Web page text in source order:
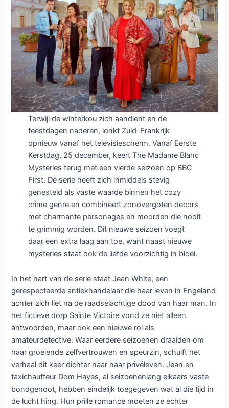
Terwijl de winterkou zich aandient en de
feestdagen naderen, lonkt Zuid-Frankrijk
opnieuw vanaf het televisiescherm. Vanaf Eerste
Kerstdag, 25 december, keert The Madame Blanc
Mysteries terug met een vierde seizoen op BBC
First. De serie heeft zich inmiddels stevig
genesteld als vaste waarde binnen het cozy
crime genre en combineert zonovergoten decors
met charmante personages en moorden die nooit
te grimmig worden. Dit nieuwe seizoen voegt
daar een extra laag aan toe, want naast nieuwe
mysteries staat ook de liefde voorzichtig in bloei.
In het hart van de serie staat Jean White, een
gerespecteerde antiekhandelaar die haar leven in Engeland
achter zich liet na de raadselachtige dood van haar man. In
het fictieve dorp Sainte Victoire vond ze niet alleen
antwoorden, maar ook een nieuwe rol als
amateurdetective. Waar eerdere seizoenen draaiden om
haar groeiende zelfvertrouwen en speurzin, schuift het
verhaal dit keer dichter naar haar privéleven. Jean en
taxichauffeur Dom Hayes, al seizoenenlang elkaars vaste
bondgenoot, hebben eindelijk toegegeven wat al die tijd in
de lucht hing. Hun prille romance moeten ze echter